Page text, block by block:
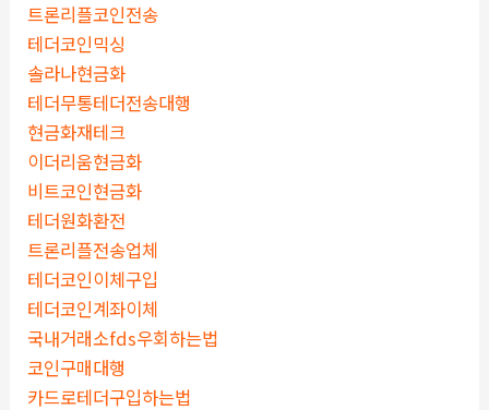
트론리플코인전송
테더코인믹싱
솔라나현금화
테더무통테더전송대행
현금화재테크
이더리움현금화
비트코인현금화
테더원화환전
트론리플전송업체
테더코인이체구입
테더코인계좌이체
국내거래소fds우회하는법
코인구매대행
카드로테더구입하는법